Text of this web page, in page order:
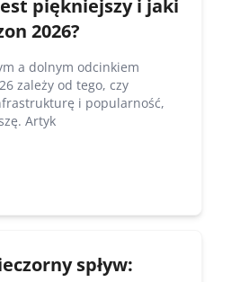
piękniejszy i jaki
2026?
a dolnym odcinkiem
zależy od tego, czy
i popularność,
Artyk
spływ: